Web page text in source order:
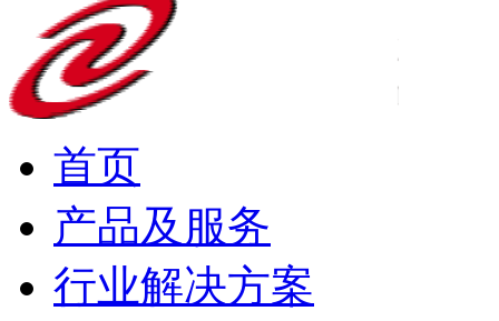
首页
产品及服务
行业解决方案